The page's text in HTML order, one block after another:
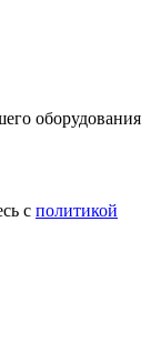
оборудования
с политикой